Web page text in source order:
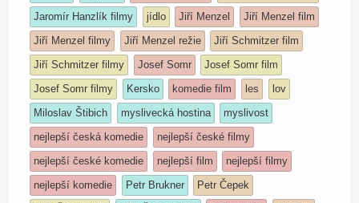
Jaromír Hanzlík filmy
jídlo Jiří Menzel
Jiří Menzel film
Jiří Menzel filmy
Jiří Menzel režie
Jiří Schmitzer film
Jiří Schmitzer filmy
Josef Somr
Josef Somr film
Josef Somr filmy
Kersko komedie film les
lov
Miloslav Štibich
myslivecká hostina
myslivost
nejlepší česká komedie
nejlepší české filmy
nejlepší české komedie
nejlepší film
nejlepší filmy
nejlepší komedie
Petr Brukner
Petr Čepek